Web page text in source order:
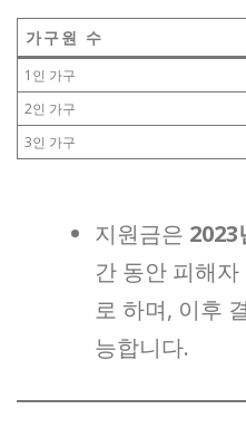
가구원 수
1인 가구
2인 가구
3인 가구
지원금은 2023
간 동안 피해
로 하며, 이후
능합니다.